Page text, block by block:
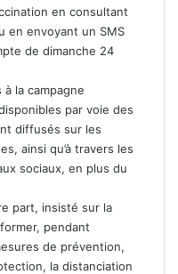
en consultant
en envoyant un SMS
de dimanche 24
la campagne
par voie des
diffusés sur les
ainsi qu’à travers les
sociaux, en plus du
part, insisté sur la
pendant
de prévention,
la distanciation